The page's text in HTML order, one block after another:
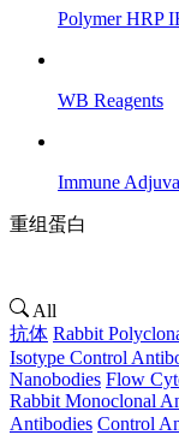
Polymer HRP
WB Reagents
Immune
重组蛋白
All
抗体 Rabbit
Isotype Control
Nanobodies Flow
Rabbit Monoclonal
Antibodies Control